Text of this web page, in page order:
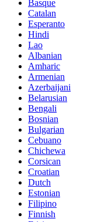
Basque
Catalan
Esperanto
Hindi
Lao
Albanian
Amharic
Armenian
Azerbaijani
Belarusian
Bengali
Bosnian
Bulgarian
Cebuano
Chichewa
Corsican
Croatian
Dutch
Estonian
Filipino
Finnish